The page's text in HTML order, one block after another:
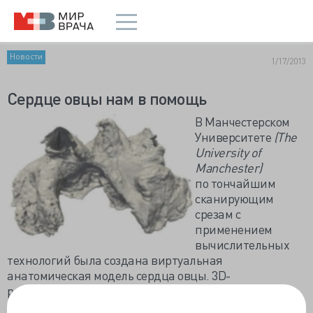
Новости 1/17/2013
Сердце овцы нам в помощь
В Манчестерском
Университете (The
Universityof
Manchester)
по тончайшим
сканирующим
срезам с
применением
вычислительных
технологий была создана виртуальная
анатомическая модель сердца овцы. 3D-
реконструкция включала весь комплекс тканей с
точным отображением отделов, после в